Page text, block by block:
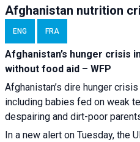
Afghanistan nutrition
ENG FRA
Afghanistan’s hunger crisis
without food aid – WFP
Afghanistan’s dire hunger
including babies fed on weak
despairing and dirt-poor
In a new alert on Tuesday, the